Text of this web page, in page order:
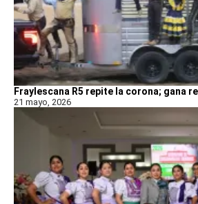
Fraylescana R5 repite la corona; gana
21 mayo, 2026